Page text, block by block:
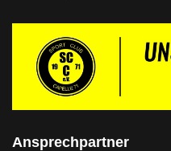
Ansprechpartner